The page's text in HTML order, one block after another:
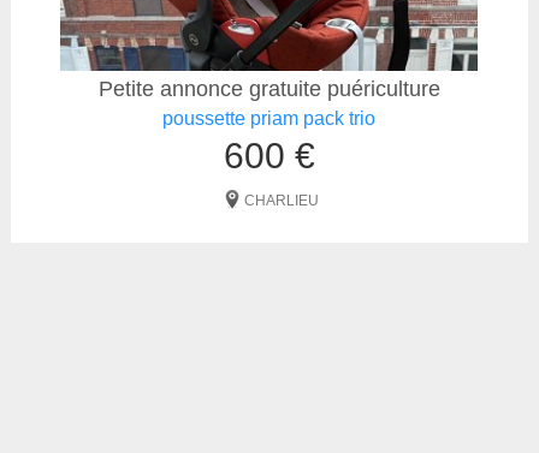
Petite annonce gratuite puériculture
poussette priam pack trio
600 €
CHARLIEU